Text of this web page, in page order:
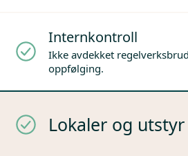
Internkontroll
Ikke avdekket
oppfølging.
Lokaler og utstyr